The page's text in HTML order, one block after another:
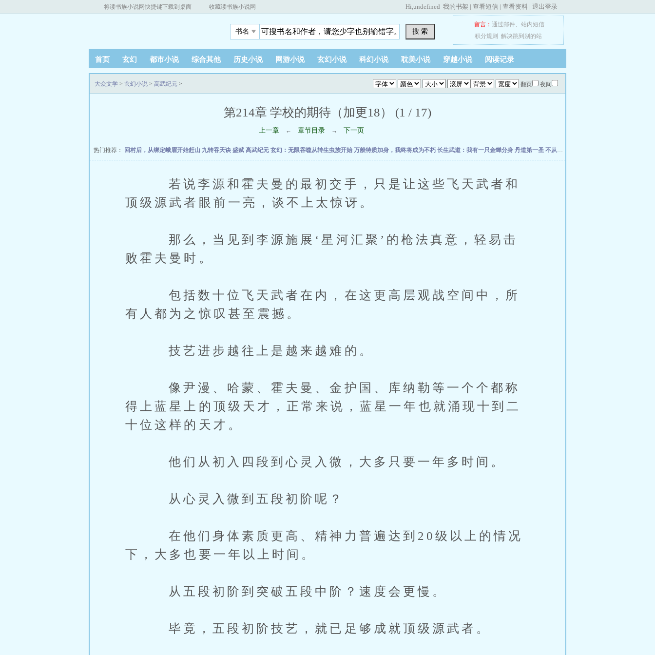
将读书族小说网快捷键下载到桌面 收藏读书族小说网 Hi,undefined 我的书架 | 查看短信 | 查看资料 | 退出登录
书名 搜 索
留言： 通过邮件、 站内短信
积分规则
解决跳到别的站
首页 玄幻 都市小说 综合其他 历史小说 网游小说 玄幻小说 科幻小说 耽美小说 穿越小说 阅读记录
翻页 夜间
大众文学 > 玄幻小说 > 高武纪元 >
第214章 学校的期待（加更18） (1 / 17)
上一章 ← 章节目录 → 下一页
热门推荐： 回村后，从绑定峨眉开始赶山 九转吞天诀 盛赋 高武纪元 玄幻：无限吞噬从转生虫族开始 万般特质加身，我终将成为不朽 长生武道：我有一只金蝉分身 丹道第一圣 不从圣
若说李源和霍夫曼的最初交手，只是让这些飞天武者和
顶级源武者眼前一亮，谈不上太惊讶。
那么，当见到李源施展‘星河汇聚’的枪法真意，轻易击
败霍夫曼时。
包括数十位飞天武者在内，在这更高层观战空间中，所
有人都为之惊叹甚至震撼。
技艺进步越往上是越来越难的。
像尹漫、哈蒙、霍夫曼、金护国、库纳勒等一个个都称
得上蓝星上的顶级天才，正常来说，蓝星一年也就涌现十到二
十位这样的天才。
他们从初入四段到心灵入微，大多只要一年多时间。
从心灵入微到五段初阶呢？
在他们身体素质更高、精神力普遍达到20级以上的情况
下，大多也要一年以上时间。
从五段初阶到突破五段中阶？速度会更慢。
毕竟，五段初阶技艺，就已足够成就顶级源武者。